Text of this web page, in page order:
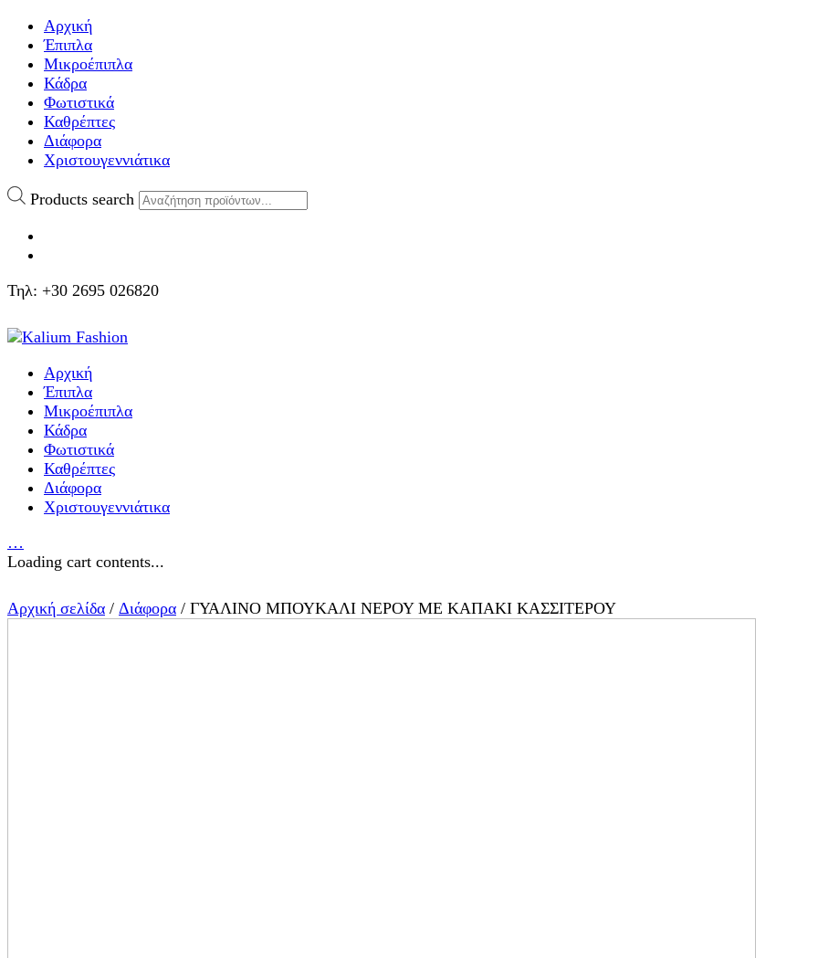
Αρχική
Έπιπλα
Μικροέπιπλα
Κάδρα
Φωτιστικά
Καθρέπτες
Διάφορα
Χριστουγεννιάτικα
Products search
Τηλ: +30 2695 026820
Αρχική
Έπιπλα
Μικροέπιπλα
Κάδρα
Φωτιστικά
Καθρέπτες
Διάφορα
Χριστουγεννιάτικα
…
Loading cart contents...
Αρχική σελίδα / Διάφορα / ΓΥΑΛΙΝΟ ΜΠΟΥΚΑΛΙ ΝΕΡΟΥ ΜΕ ΚΑΠΑΚΙ ΚΑΣΣΙΤΕΡΟΥ